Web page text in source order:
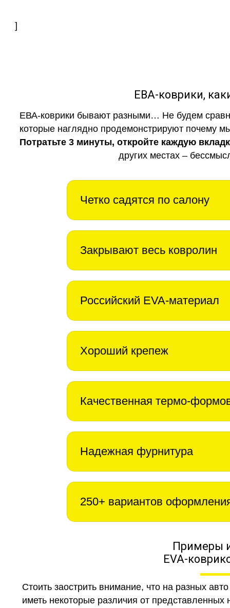
]
ЕВА-коврики,
ЕВА-коврики бывают разными… Не будем
которые наглядно продемонстрируют почему
Потратьте 3 минуты, откройте каждую
других местах –
Четко садятся по салону
Закрывают весь ковролин
Российский EVA-материал
Хороший крепеж
Качественная термо-
Надежная фурнитура
250+ вариантов
Примеры
EVA-
Стоить заострить внимание, что на разных
иметь некоторые различия от